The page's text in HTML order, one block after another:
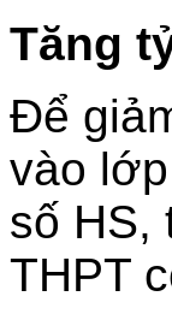
Tăng
Để
vào
số HS,
THPT